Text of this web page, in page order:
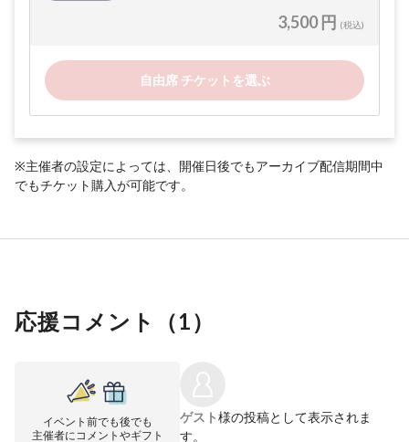
3,500 円 (税込)
自由席 チケットを選ぶ
※主催者の設定によっては、開催日後でもアーカイブ配信期間中
でもチケット購入が可能です。
応援コメント（1）
イベント前でも後でも
主催者にコメントやギフト
ゲスト様の投稿として表示されま
す。